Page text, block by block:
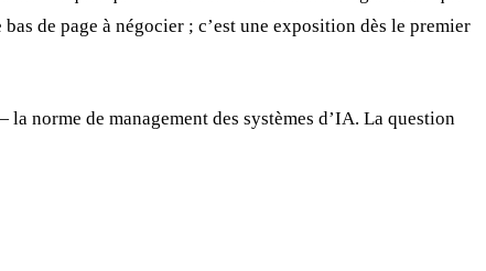
de page à négocier ; c’est une exposition dès le premier
la norme de management des systèmes d’IA. La question